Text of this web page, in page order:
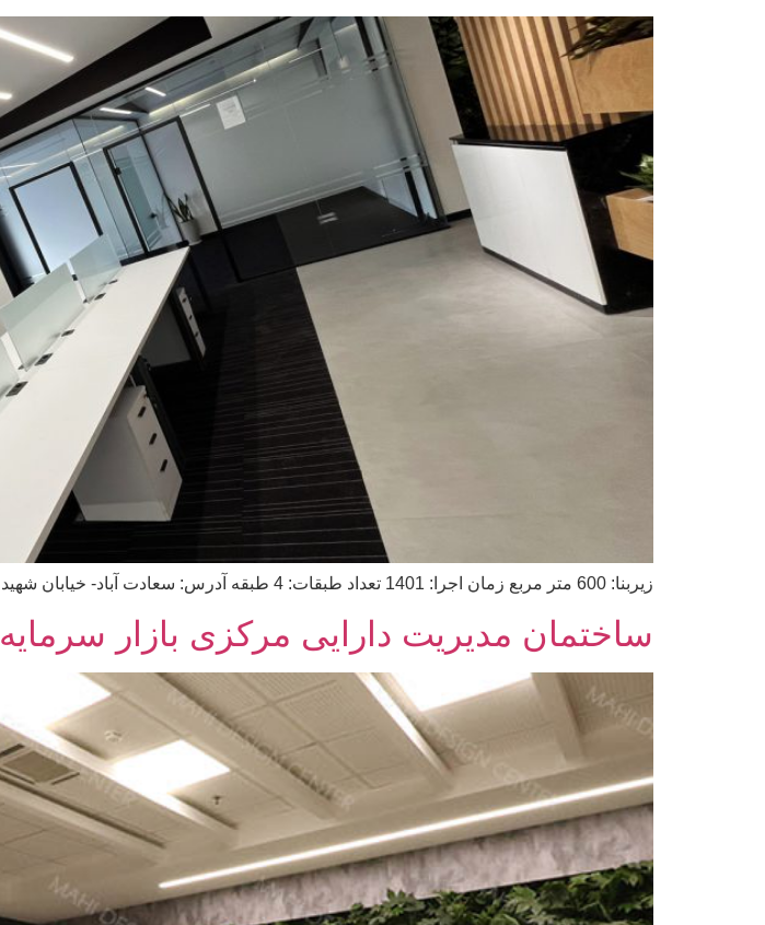
زیربنا: 600 متر مربع زمان اجرا: 1401 تعداد طبقات: 4 طبقه آدرس: سعادت آباد- خیابان شهید یعقوبی
ساختمان مدیریت دارایی مرکزی بازار سرمایه